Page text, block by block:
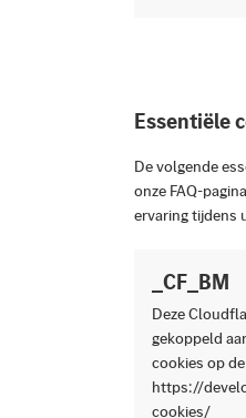
Essentiële
De volgende
onze FAQ-
ervaring tijdens
_CF_BM
Deze
gekoppeld
cookies op
https://
cookies/